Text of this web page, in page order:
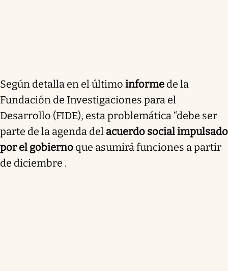
Según detalla en el último informe de la
Fundación de Investigaciones para el
Desarrollo (FIDE), esta problemática “debe ser
parte de la agenda del acuerdo social impulsado
por el gobierno que asumirá funciones a partir
de diciembre .